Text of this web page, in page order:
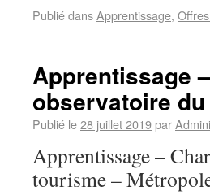
Publié dansApprentissage,
Apprentissage
observatoire
Publié le28 juillet 2019par
Apprentissage –
tourisme –